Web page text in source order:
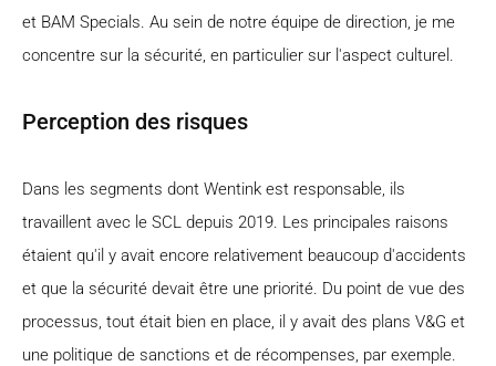
et BAM Specials. Au sein de notre équipe de direction, je me
concentre sur la sécurité, en particulier sur l'aspect culturel.
Perception des risques
Dans les segments dont Wentink est responsable, ils
travaillent avec le SCL depuis 2019. Les principales raisons
étaient qu'il y avait encore relativement beaucoup d'accidents
et que la sécurité devait être une priorité. Du point de vue des
processus, tout était bien en place, il y avait des plans V&G et
une politique de sanctions et de récompenses, par exemple.